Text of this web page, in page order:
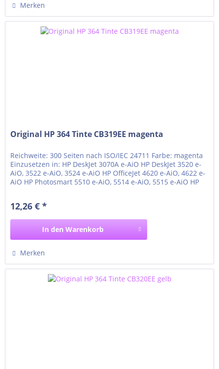
Merken
Original HP 364 Tinte CB319EE magenta
Reichweite: 300 Seiten nach ISO/IEC 24711 Farbe: magenta
Einzusetzen in: HP DeskJet 3070A e-AiO HP DeskJet 3520 e-
AiO, 3522 e-AiO, 3524 e-AiO HP OfficeJet 4620 e-AiO, 4622 e-
AiO HP Photosmart 5510 e-AiO, 5514 e-AiO, 5515 e-AiO HP
Photosmart 7510 e-AiO, 7520 e-AiO HP...
12,26 € *
In den Warenkorb
Merken